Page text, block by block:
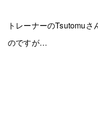
トレーナーのTsutomu
のですが…